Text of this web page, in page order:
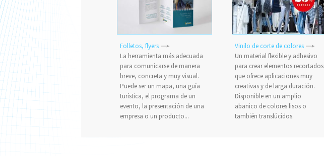
Folletos, flyers
La herramienta más adecuada
para comunicarse de manera
breve, concreta y muy visual.
Puede ser un mapa, una guía
turística, el programa de un
evento, la presentación de una
empresa o un producto...
Vinilo de corte de colores
Un material flexible y adhesivo
para crear elementos recortados
que ofrece aplicaciones muy
creativas y de larga duración.
Disponible en un amplio
abanico de colores lisos o
también translúcidos.